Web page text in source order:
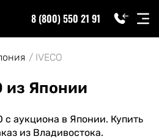
8 (800) 550 21 91
IVECO
из Японии
с аукциона в Японии. Купить
из Владивостока.